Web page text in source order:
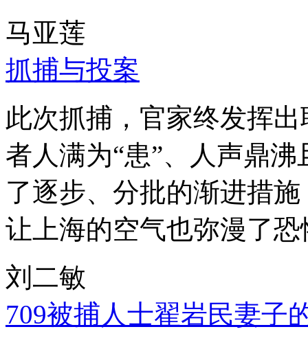
马亚莲
抓捕与投案
此次抓捕，官家终发挥
者人满为“患”、人声鼎
了逐步、分批的渐进措
让上海的空气也弥漫了
刘二敏
709被捕人士翟岩民妻子